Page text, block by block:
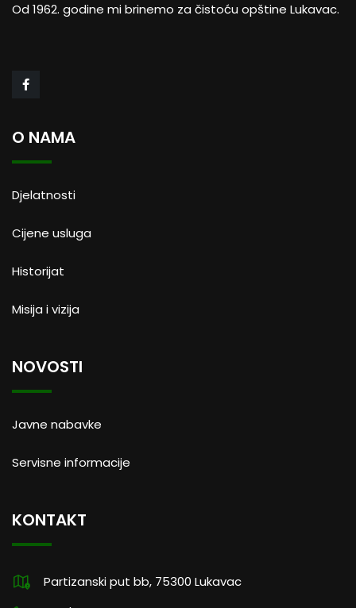
Od 1962. godine mi brinemo za čistoću opštine Lukavac.
O NAMA
Djelatnosti
Cijene usluga
Historijat
Misija i vizija
NOVOSTI
Javne nabavke
Servisne informacije
KONTAKT
Partizanski put bb, 75300 Lukavac